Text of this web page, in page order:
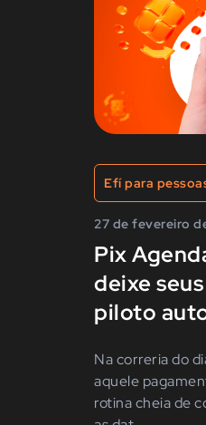
Efí para
27 de fevereiro
Pix
deixe
piloto
Na correria do
aquele
rotina cheia de